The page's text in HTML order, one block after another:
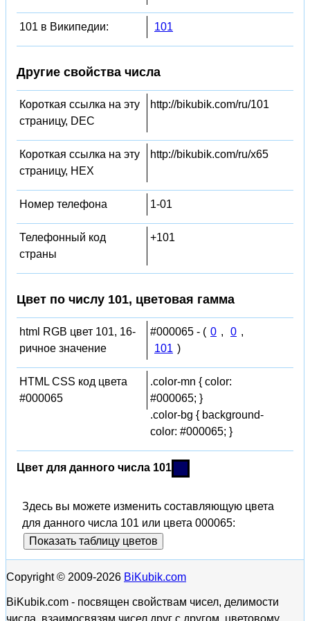
101 в Википедии: 101
Другие свойства числа
Короткая ссылка на эту
страницу, DEC
http://bikubik.com/ru/101
Короткая ссылка на эту
страницу, HEX
http://bikubik.com/ru/x65
Номер телефона 1-01
Телефонный код
страны
+101
Цвет по числу 101, цветовая гамма
html RGB цвет 101, 16-
ричное значение
#000065 - ( 0 , 0 ,
101 )
HTML CSS код цвета
#000065
.color-mn { color:
#000065; }
.color-bg { background-
color: #000065; }
Цвет для данного числа 101
Здесь вы можете изменить составляющую цвета
для данного числа 101 или цвета 000065:
Показать таблицу цветов
Copyright © 2009-2026 BiKubik.com
BiKubik.com - посвящен свойствам чисел, делимости
числа, взаимосвязям чисел друг с другом, цветовому